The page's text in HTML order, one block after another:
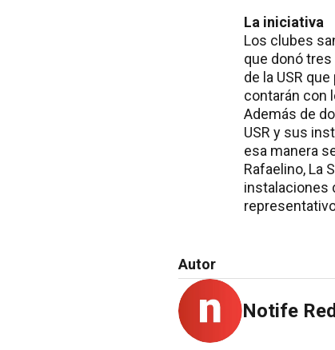
La iniciativa
Los clubes
que donó
de la USR
contarán con
Además de
USR y sus
esa manera
Rafaelino, La
instalaciones
Autor
Notife